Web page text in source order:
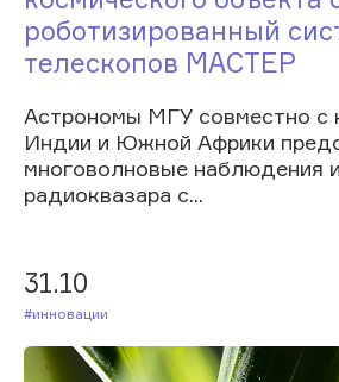
роботизированный
телескопов МАСТЕР
Астрономы МГУ совместно с
Индии и Южной Африки
многоволновые наблюдения
радиоквазара с...
31.10
#Инновации